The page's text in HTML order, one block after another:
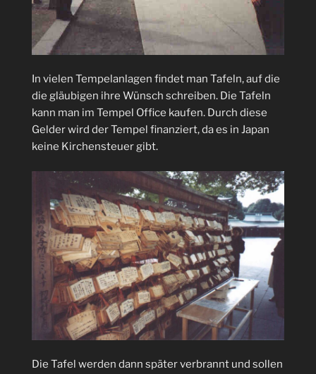
In vielen Tempelanlagen findet man Tafeln, auf die
die gläubigen ihre Wünsch schreiben. Die Tafeln
kann man im Tempel Office kaufen. Durch diese
Gelder wird der Tempel finanziert, da es in Japan
keine Kirchensteuer gibt.
Die Tafel werden dann später verbrannt und sollen